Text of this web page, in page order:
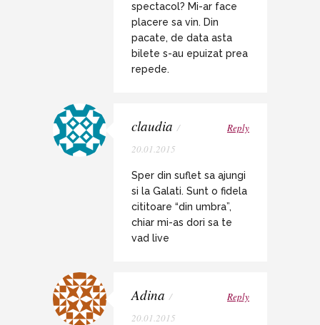
spectacol? Mi-ar face
placere sa vin. Din
pacate, de data asta
bilete s-au epuizat prea
repede.
claudia /
20.01.2015
Reply
Sper din suflet sa ajungi
si la Galati. Sunt o fidela
cititoare “din umbra”,
chiar mi-as dori sa te
vad live
Adina /
20.01.2015
Reply